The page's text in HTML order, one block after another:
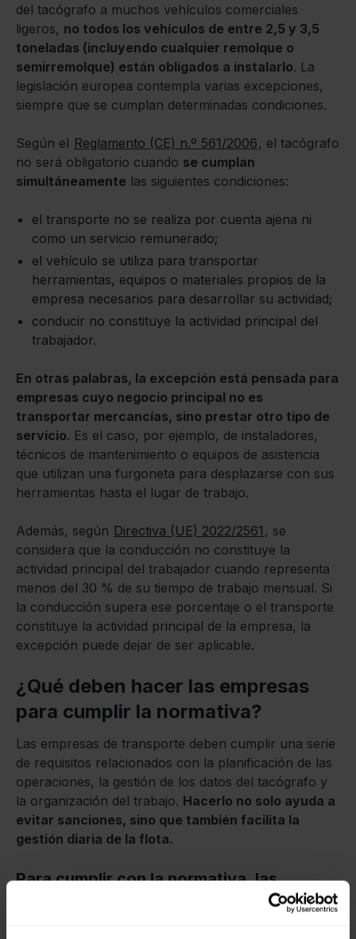
del tacógrafo a muchos vehículos comerciales
ligeros, no todos los vehículos de entre 2,5 y 3,5
toneladas (incluyendo cualquier remolque o
semirremolque) están obligados a instalarlo. La
legislación europea contempla varias excepciones,
siempre que se cumplan determinadas condiciones.
Según el Reglamento (CE) n.º 561/2006 , el tacógrafo
no será obligatorio cuando se cumplan
simultáneamente las siguientes condiciones:
el transporte no se realiza por cuenta ajena ni
como un servicio remunerado;
el vehículo se utiliza para transportar
herramientas, equipos o materiales propios de la
empresa necesarios para desarrollar su actividad;
conducir no constituye la actividad principal del
trabajador.
En otras palabras, la excepción está pensada para
empresas cuyo negocio principal no es
transportar mercancías, sino prestar otro tipo de
servicio. Es el caso, por ejemplo, de instaladores,
técnicos de mantenimiento o equipos de asistencia
que utilizan una furgoneta para desplazarse con sus
herramientas hasta el lugar de trabajo.
Además, según Directiva (UE) 2022/2561 , se
considera que la conducción no constituye la
actividad principal del trabajador cuando representa
menos del 30 % de su tiempo de trabajo mensual. Si
la conducción supera ese porcentaje o el transporte
constituye la actividad principal de la empresa, la
excepción puede dejar de ser aplicable.
¿Qué deben hacer las empresas
para cumplir la normativa?
Las empresas de transporte deben cumplir una serie
de requisitos relacionados con la planificación de las
operaciones, la gestión de los datos del tacógrafo y
la organización del trabajo. Hacerlo no solo ayuda a
evitar sanciones, sino que también facilita la
gestión diaria de la flota.
Para cumplir con la normativa, las